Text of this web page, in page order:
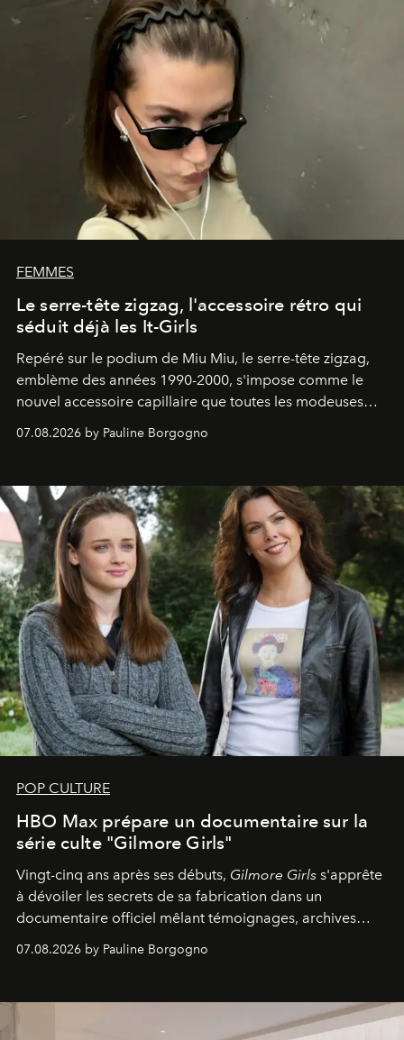
FEMMES
Le serre-tête zigzag, l'accessoire rétro qui
séduit déjà les It-Girls
Repéré sur le podium de Miu Miu, le serre-tête zigzag,
emblème des années 1990-2000, s'impose comme le
nouvel accessoire capillaire que toutes les modeuses
s'arrachent déjà.
07.08.2026 by Pauline Borgogno
POP CULTURE
HBO Max prépare un documentaire sur la
série culte "Gilmore Girls"
Vingt-cinq ans après ses débuts, Gilmore Girls s'apprête
à dévoiler les secrets de sa fabrication dans un
documentaire officiel mêlant témoignages, archives
inédites et plongée dans les coulisses d'un phénomène
générationnel.
07.08.2026 by Pauline Borgogno